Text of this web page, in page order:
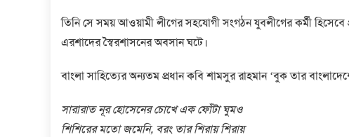
তিনি সে সময় আওয়ামী লীগের সহযোগী সংগঠন যুবলীগের কর্মী
এরশাদের স্বৈরশাসনের অবসান ঘটে।
বাংলা সাহিত্যের অন্যতম প্রধান কবি শামসুর রাহমান ‘বুক তার
সারারাত নূর হোসেনের চোখে এক ফোঁটা ঘুমও
শিশিরের মতো জমেনি, বরং তার শিরায় শিরায়